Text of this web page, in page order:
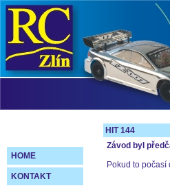
HOME
KONTAKT
HIT 144
Závod byl
Pokud to